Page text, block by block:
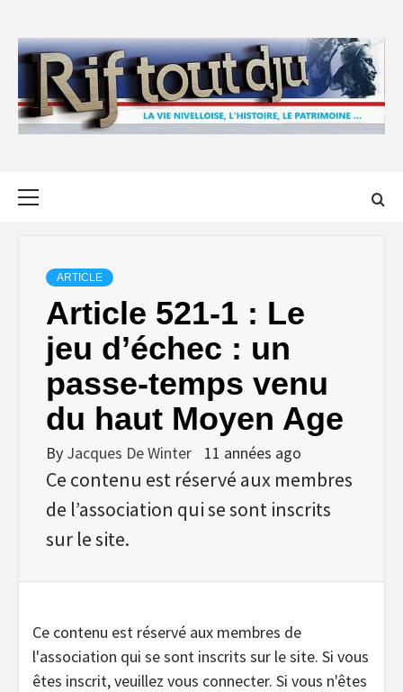
content
ARTICLE
Article 521-1 : Le
jeu d’échec : un
passe-temps venu
du haut Moyen Age
By Jacques De Winter 11 années ago
Ce contenu est réservé aux membres
de l’association qui se sont inscrits
sur le site.
Ce contenu est réservé aux membres de
l'association qui se sont inscrits sur le site. Si vous
êtes inscrit, veuillez vous connecter. Si vous n'êtes